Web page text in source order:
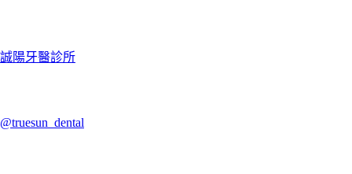
誠陽牙醫診所
@truesun_dental